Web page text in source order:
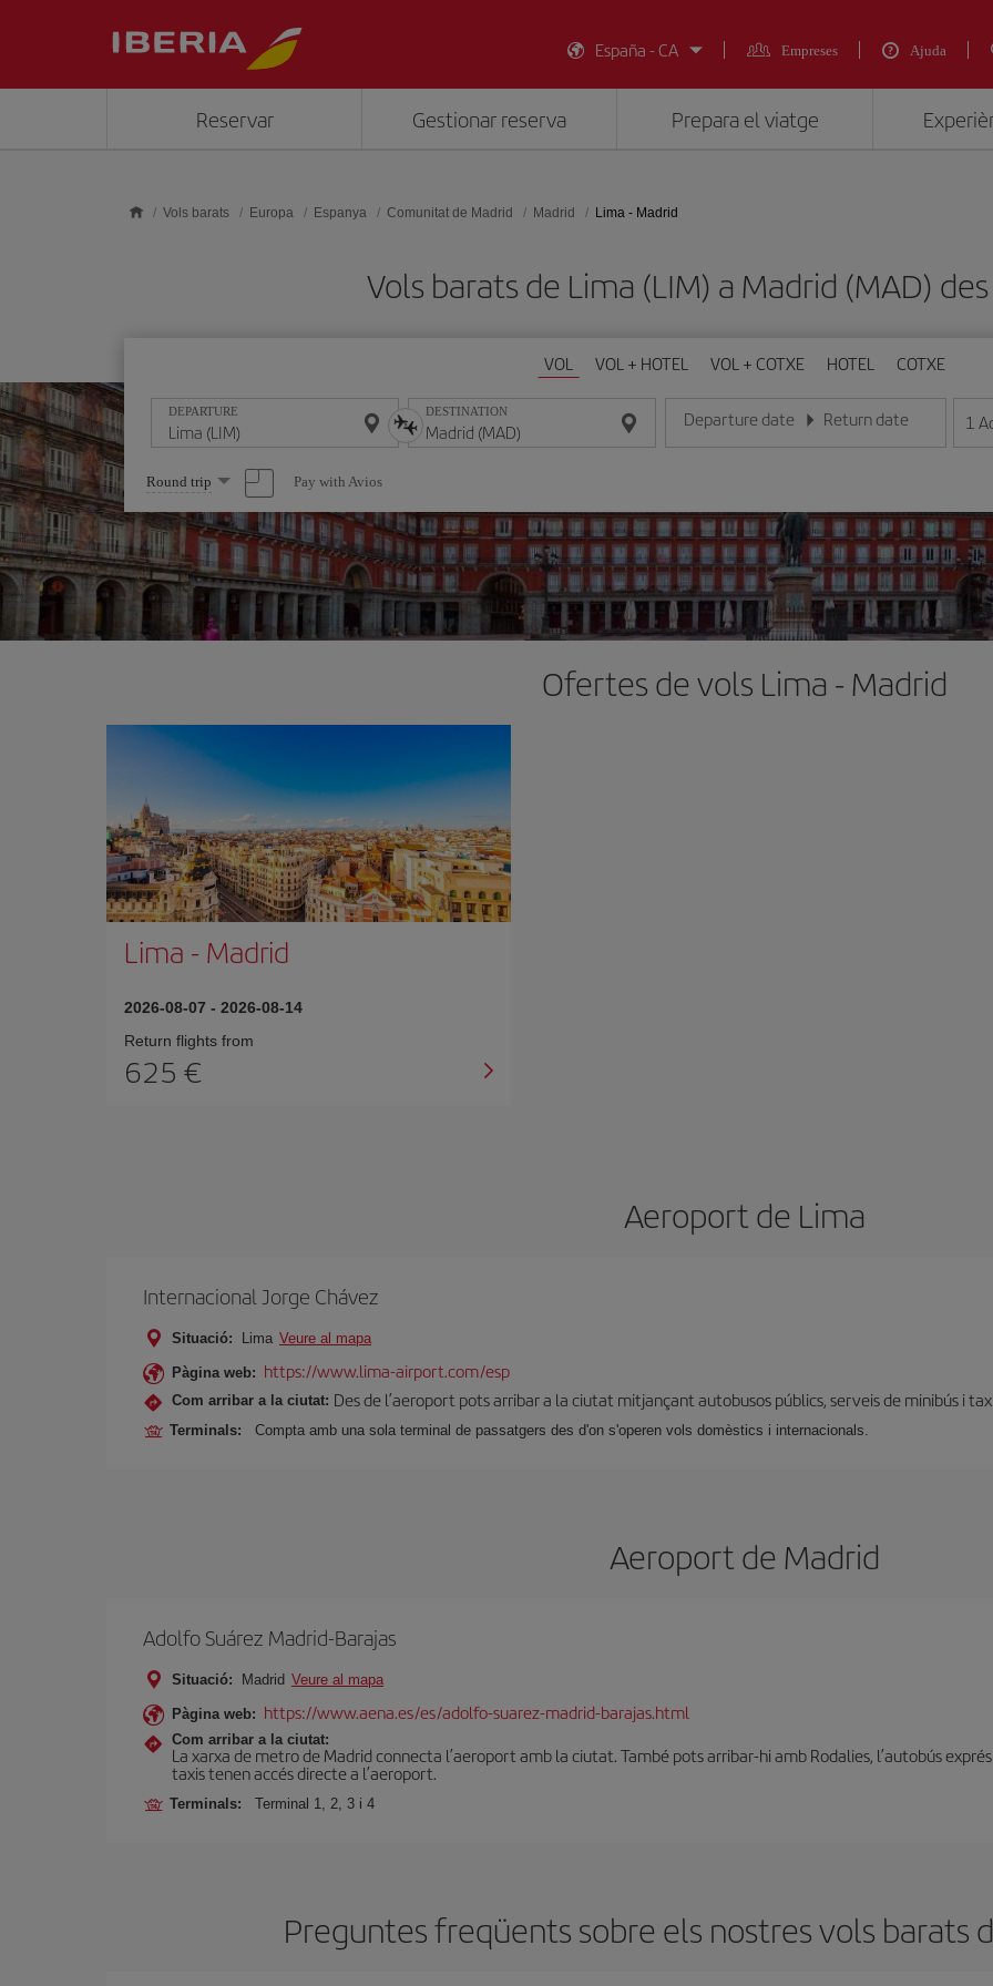
España - CA
Empreses Ajuda
Reservar Gestionar reserva Prepara el viatge
Vols barats Europa Espanya Comunitat de Madrid Madrid Lima - Madrid
Vols barats de Lima (LIM) a Madrid (MAD)
VOL VOL + HOTEL VOL + COTXE HOTEL COTXE
DEPARTURE DESTINATION Departure date
Introduce la fecha en format dia/mes/any
Return date
Introduce la fecha en format
1
Select
one
option
Round trip Pay with Avios
Ofertes de vols Lima - Madrid
Lima - Madrid
2026-08-07 - 2026-08-14
Return flights from
625
Aeroport de Lima
Internacional Jorge Chávez
Situació: Lima Veure al mapa
Pàgina web: https://www.lima-airport.com/esp
Com arribar a la ciutat: Des de l’aeroport pots arribar a la ciutat mitjançant autobusos públics, serveis de minibús i
Terminals: Compta amb una sola terminal de passatgers des d'on s'operen vols domèstics i internacionals.
Aeroport de Madrid
Adolfo Suárez Madrid-Barajas
Situació: Madrid Veure al mapa
Pàgina web: https://www.aena.es/es/adolfo-suarez-madrid-barajas.html
Com arribar a la ciutat:
La xarxa de metro de Madrid connecta l’aeroport amb la ciutat. També pots arribar-hi amb Rodalies, l’autobús
taxis tenen accés directe a l’aeroport.
Terminals: Terminal 1, 2, 3 i 4
Preguntes freqüents sobre els nostres vols barats